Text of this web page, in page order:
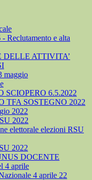
Reclutamento e alta
DELLE ATTIVITA’
maggio
6.5.2022
TFA SOSTEGNO 2022
2022
2022
elettorale elezioni RSU
2022
DOCENTE
4 aprile
4 aprile 22